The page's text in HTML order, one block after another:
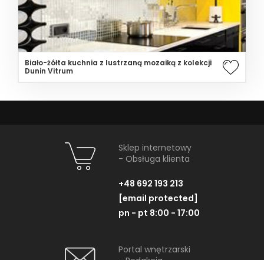
Biało-żółta kuchnia z lustrzaną mozaiką z kolekcji
Dunin Vitrum
Sklep internetowy
- Obsługa klienta
+48 692 193 213
[email protected]
pn - pt 8:00 - 17:00
Portal wnętrzarski